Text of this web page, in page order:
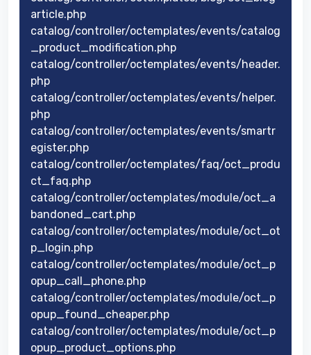
article.php
catalog/controller/octemplates/events/catalog
_product_modification.php
catalog/controller/octemplates/events/header.
php
catalog/controller/octemplates/events/helper.
php
catalog/controller/octemplates/events/smartr
egister.php
catalog/controller/octemplates/faq/oct_produ
ct_faq.php
catalog/controller/octemplates/module/oct_a
bandoned_cart.php
catalog/controller/octemplates/module/oct_ot
p_login.php
catalog/controller/octemplates/module/oct_p
opup_call_phone.php
catalog/controller/octemplates/module/oct_p
opup_found_cheaper.php
catalog/controller/octemplates/module/oct_p
opup_product_options.php